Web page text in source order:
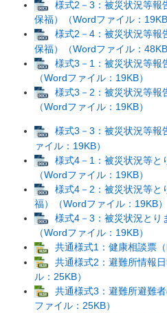
様式2－3：被災状況等
保福）（Wordファイル：19KB
様式2－4：被災状況等
保福）（Wordファイル：48KB
様式3－1：被災状況等報
（Wordファイル：19KB）
様式3－2：被災状況等報
（Wordファイル：19KB）
様式3－3：被災状況等
ァイル：19KB）
様式4－1：被災状況等と
（Wordファイル：19KB）
様式4－2：被災状況等
福）（Wordファイル：19KB）
様式4－3：被災状況とり
（Wordファイル：19KB）
共通様式1：健康相談票
共通様式2：避難所情報
ル：25KB）
共通様式3：避難所避難
ファイル：25KB）